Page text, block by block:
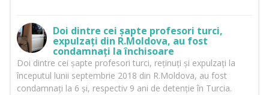
Doi dintre cei șapte profesori turci,
expulzați din R.Moldova, au fost
condamnați la închisoare
Doi dintre cei șapte profesori turci, reținuți și expulzați la
începutul lunii septembrie 2018 din R.Moldova, au fost
condamnați la 6 și, respectiv 9 ani de detenție în Turcia.